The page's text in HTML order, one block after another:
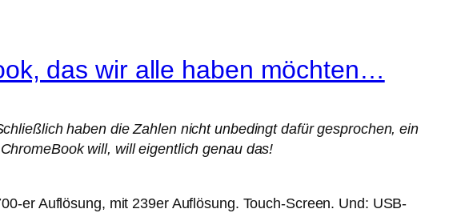
das wir alle haben möchten…
haben die Zahlen nicht unbedingt dafür gesprochen, ein
will, will eigentlich genau das!
er Auflösung, mit 239er Auflösung. Touch-Screen. Und: USB-